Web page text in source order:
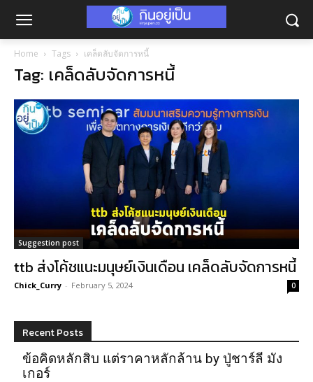
Home Tags เคล็ดลับจัดการหนี้
Tag: เคล็ดลับจัดการหนี้
Suggestion post
ttb ส่งโค้ชแนะมนุษย์เงินเดือน เคล็ดลับจัดการหนี้
Chick_Curry - February 5, 2024 0
Recent Posts
ข้อคิดหลักสิบ แต่ราคาหลักล้าน by ปู่ชาร์ลี มัง
เกอร์